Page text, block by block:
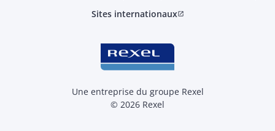
Sites internationauxopen_in_new
Une entreprise du groupe Rexel
© 2026 Rexel